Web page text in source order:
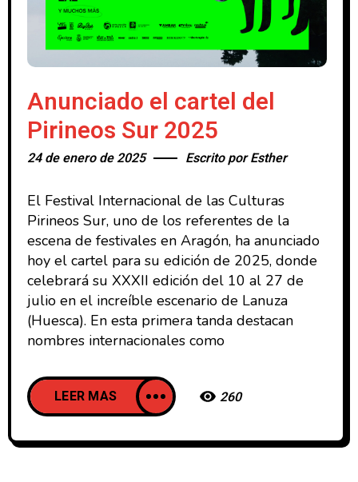
Anunciado el cartel del
Pirineos Sur 2025
24 de enero de 2025 Escrito porEsther
El Festival Internacional de las Culturas
Pirineos Sur, uno de los referentes de la
escena de festivales en Aragón, ha anunciado
hoy el cartel para su edición de 2025, donde
celebrará su XXXII edición del 10 al 27 de
julio en el increíble escenario de Lanuza
(Huesca). En esta primera tanda destacan
nombres internacionales como
LEER MAS 260